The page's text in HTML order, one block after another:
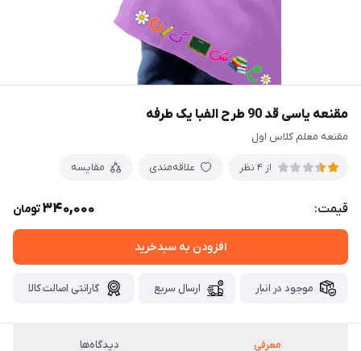
مقنعه یاسی قد 90 طرح الفبا یک طرفه
مقنعه معلم کلاس اول
از 4 نظر علاقه‌مندی مقایسه
قیمت: 340,000تومان
افزودن به سبدخرید
موجود در انبار ارسال سریع گارانتی اصالت کالا
معرفی دیدگاه‌ها